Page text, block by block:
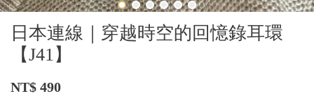
日本連線｜穿越時空的回憶錄耳環
【J41】
NT$ 490